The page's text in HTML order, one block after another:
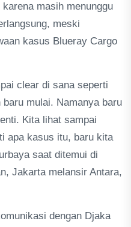
masih menunggu
meski
kasus Blueray Cargo
clear di sana seperti
mulai. Namanya baru
Kita lihat sampai
apa kasus itu, baru kita
saat ditemui di
Jakarta melansir Antara,
dengan Djaka